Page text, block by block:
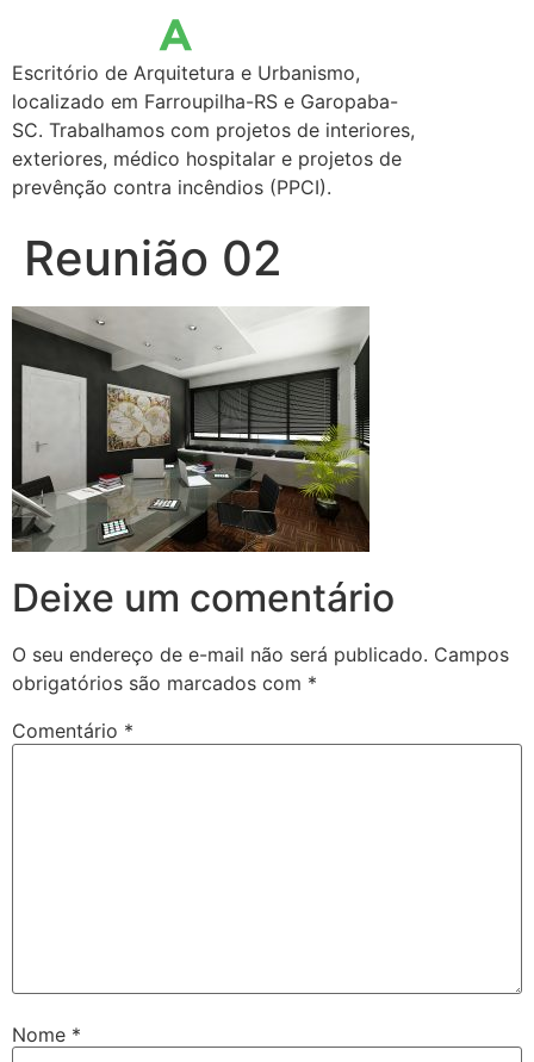
Escritório de Arquitetura e Urbanismo,
localizado em Farroupilha-RS e Garopaba-
SC. Trabalhamos com projetos de interiores,
exteriores, médico hospitalar e projetos de
prevênção contra incêndios (PPCI).
Reunião 02
Deixe um comentário
O seu endereço de e-mail não será publicado. Campos
obrigatórios são marcados com *
Comentário *
Nome *